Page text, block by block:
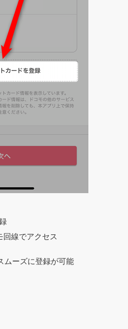
回線でアクセス
ムーズに登録が可能